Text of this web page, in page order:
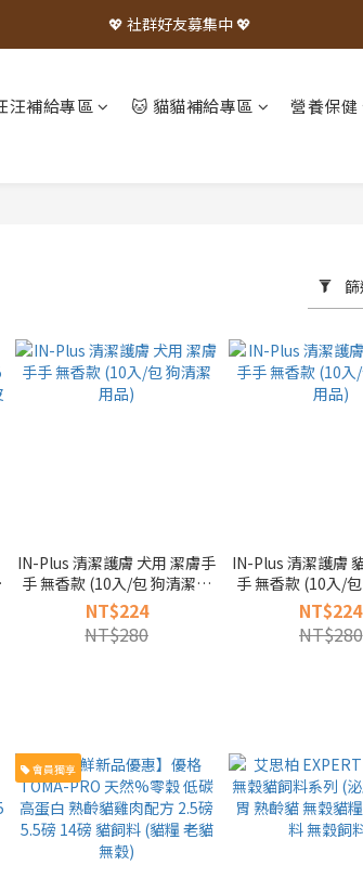
💖 社群好友募集中 💖
汪補給專區 🐱 貓貓補給專區 營養保健
IN-Plus 清潔護膚 犬用 潔膚手
手 無香款 (10入/包 狗清潔用
品)
NT$224
NT$280
IN-Plus 清潔護膚
手 無香款 (10入/
品)
NT$224
NT$280
會員獨享